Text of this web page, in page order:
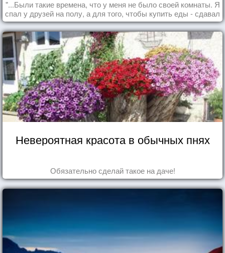
"...Были такие времена, что у меня не было своей комнаты. Я
спал у друзей на полу, а для того, чтобы купить еды - сдавал
бутылки из под кока-колы"
Невероятная красота в обычных пнях
Обязательно сделай такое на даче!